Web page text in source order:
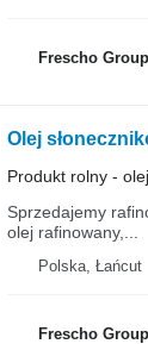
Frescho
Olej
Produkt rolny -
Sprzedajemy
olej rafinowany,...
Polska, Łańcut
Frescho